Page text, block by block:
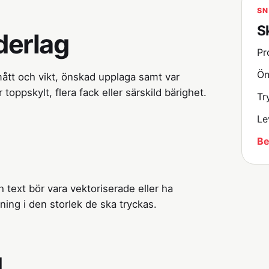
och vikt, önskad upplaga samt var
flera fack eller särskild bärighet.
text bör vara vektoriserade eller ha
i den storlek de ska tryckas.